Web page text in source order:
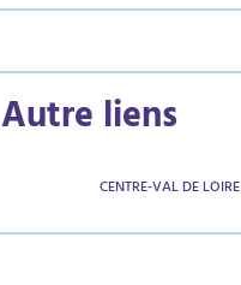
Autre liens
CENTRE-VAL DE LOIRE